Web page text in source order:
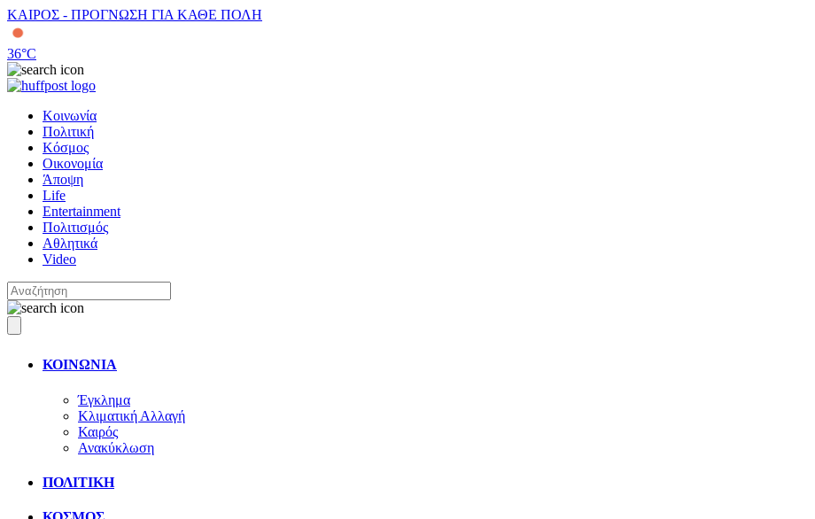
ΚΑΙΡΟΣ - ΠΡΟΓΝΩΣΗ ΓΙΑ ΚΑΘΕ ΠΟΛΗ
36°C
Κοινωνία
Πολιτική
Κόσμος
Οικονομία
Άποψη
Life
Entertainment
Πολιτισμός
Αθλητικά
Video
ΚΟΙΝΩΝΙΑ
Έγκλημα
Κλιματική Αλλαγή
Καιρός
Ανακύκλωση
ΠΟΛΙΤΙΚΗ